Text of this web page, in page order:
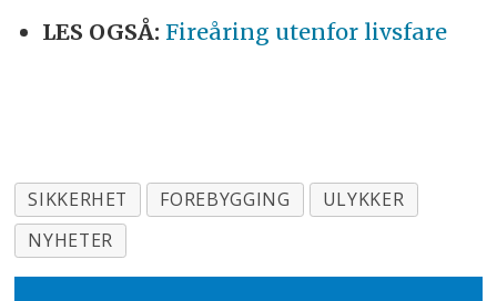
LES OGSÅ: Fireåring utenfor livsfare
SIKKERHET FOREBYGGING
ULYKKER
NYHETER